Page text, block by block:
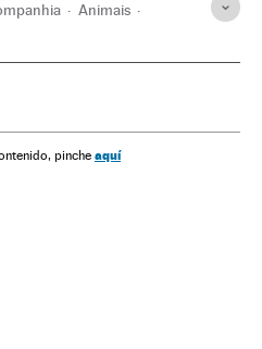
Animais
pinche aquí